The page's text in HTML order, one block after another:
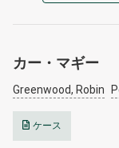
カー・マギー
Greenwood, Robin
ケース